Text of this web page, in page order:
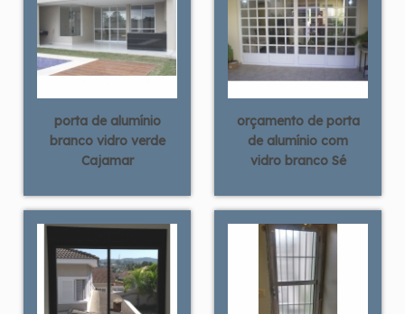
porta de alumínio
branco vidro verde
Cajamar
orçamento de porta
de alumínio com
vidro branco Sé